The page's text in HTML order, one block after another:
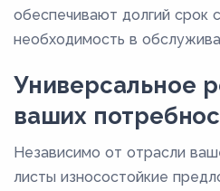
обеспечивают долгий срок
необходимость в
Универсальное
ваших
Независимо от отрасли
листы износостойкие